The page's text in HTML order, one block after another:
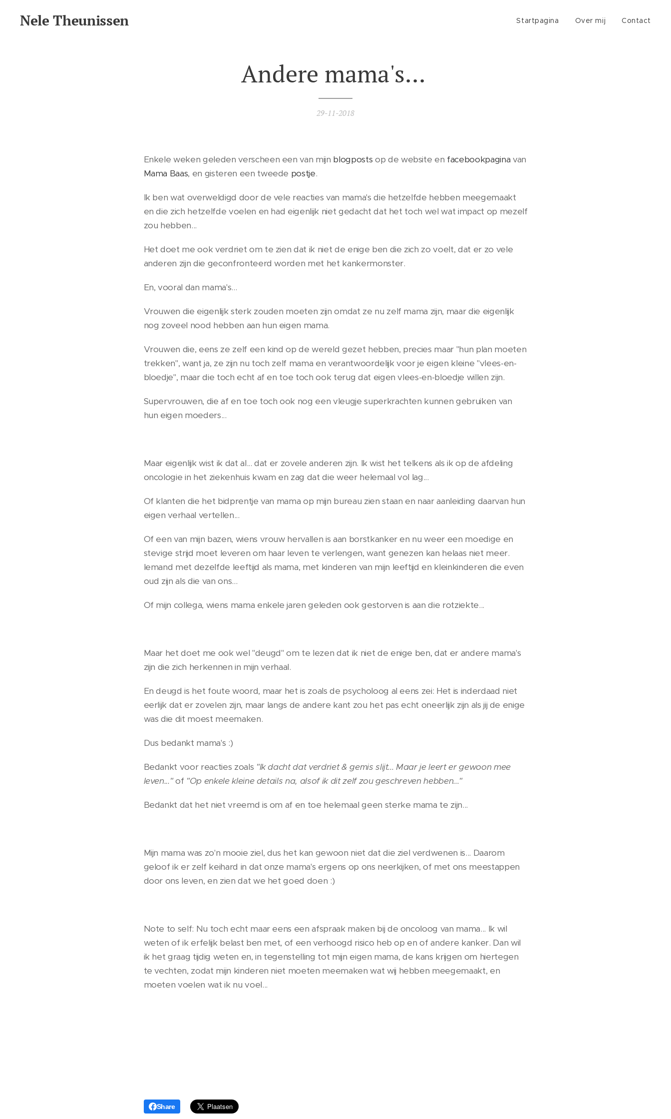
Nele Theunissen Startpagina Over mij Contact
Andere mama's...
29-11-2018
Enkele weken geleden verscheen een van mijn blogposts op de website en facebookpagina van
Mama Baas, en gisteren een tweede postje.
Ik ben wat overweldigd door de vele reacties van mama's die hetzelfde hebben meegemaakt
en die zich hetzelfde voelen en had eigenlijk niet gedacht dat het toch wel wat impact op mezelf
zou hebben...
Het doet me ook verdriet om te zien dat ik niet de enige ben die zich zo voelt, dat er zo vele
anderen zijn die geconfronteerd worden met het kankermonster.
En, vooral dan mama's...
Vrouwen die eigenlijk sterk zouden moeten zijn omdat ze nu zelf mama zijn, maar die eigenlijk
nog zoveel nood hebben aan hun eigen mama.
Vrouwen die, eens ze zelf een kind op de wereld gezet hebben, precies maar "hun plan moeten
trekken", want ja, ze zijn nu toch zelf mama en verantwoordelijk voor je eigen kleine "vlees-en-
bloedje", maar die toch echt af en toe toch ook terug dat eigen vlees-en-bloedje willen zijn.
Supervrouwen, die af en toe toch ook nog een vleugje superkrachten kunnen gebruiken van
hun eigen moeders...
Maar eigenlijk wist ik dat al... dat er zovele anderen zijn. Ik wist het telkens als ik op de afdeling
oncologie in het ziekenhuis kwam en zag dat die weer helemaal vol lag...
Of klanten die het bidprentje van mama op mijn bureau zien staan en naar aanleiding daarvan hun
eigen verhaal vertellen...
Of een van mijn bazen, wiens vrouw hervallen is aan borstkanker en nu weer een moedige en
stevige strijd moet leveren om haar leven te verlengen, want genezen kan helaas niet meer.
Iemand met dezelfde leeftijd als mama, met kinderen van mijn leeftijd en kleinkinderen die even
oud zijn als die van ons...
Of mijn collega, wiens mama enkele jaren geleden ook gestorven is aan die rotziekte...
Maar het doet me ook wel "deugd" om te lezen dat ik niet de enige ben, dat er andere mama's
zijn die zich herkennen in mijn verhaal.
En deugd is het foute woord, maar het is zoals de psycholoog al eens zei: Het is inderdaad niet
eerlijk dat er zovelen zijn, maar langs de andere kant zou het pas echt oneerlijk zijn als jij de enige
was die dit moest meemaken.
Dus bedankt mama's :)
Bedankt voor reacties zoals "Ik dacht dat verdriet & gemis slijt... Maar je leert er gewoon mee
leven..."of "Op enkele kleine details na, alsof ik dit zelf zou geschreven hebben..."
Bedankt dat het niet vreemd is om af en toe helemaal geen sterke mama te zijn...
Mijn mama was zo'n mooie ziel, dus het kan gewoon niet dat die ziel verdwenen is... Daarom
geloof ik er zelf keihard in dat onze mama's ergens op ons neerkijken, of met ons meestappen
door ons leven, en zien dat we het goed doen :)
Note to self: Nu toch echt maar eens een afspraak maken bij de oncoloog van mama... Ik wil
weten of ik erfelijk belast ben met, of een verhoogd risico heb op en of andere kanker. Dan wil
ik het graag tijdig weten en, in tegenstelling tot mijn eigen mama, de kans krijgen om hiertegen
te vechten, zodat mijn kinderen niet moeten meemaken wat wij hebben meegemaakt, en
moeten voelen wat ik nu voel...
Share